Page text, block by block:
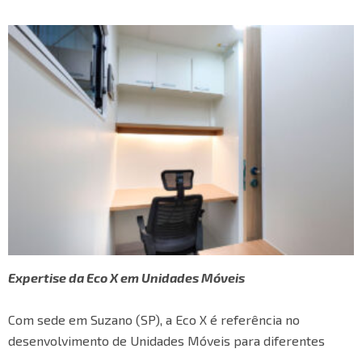
Expertise da Eco X em Unidades Móveis
Com sede em Suzano (SP), a Eco X é referência no
desenvolvimento de Unidades Móveis para diferentes